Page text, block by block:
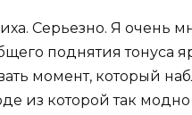
Серьезно. Я очень
поднятия тонуса
момент, который
из которой так